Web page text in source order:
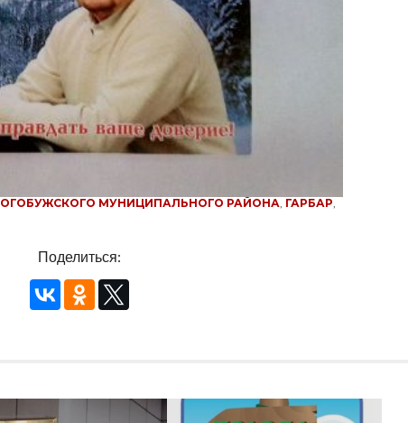
МУНИЦИПАЛЬНОГО РАЙОНА, ГАРБАР,
Поделиться: